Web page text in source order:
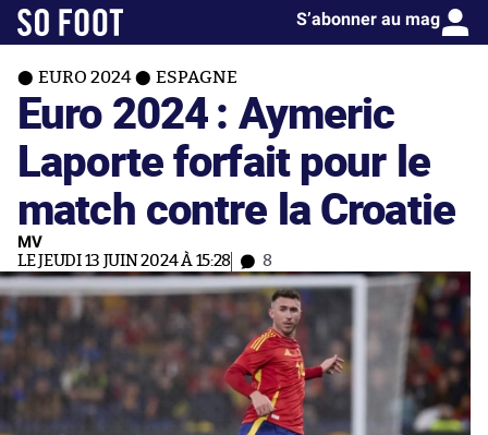
S’abonner au mag
EURO 2024 ESPAGNE
Euro 2024 : Aymeric
Laporte forfait pour le
match contre la Croatie
MV
LE JEUDI 13 JUIN 2024 À 15:28 8